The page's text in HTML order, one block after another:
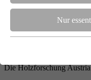
Nur
Team
Unsere gesamte
gebündelt
Die Holzforschung